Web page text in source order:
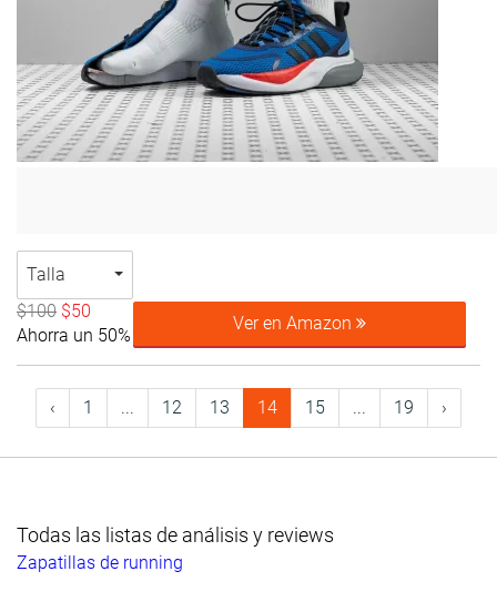
Talla
$100 $50
Ahorra un 50%
Ver en Amazon
‹ 1 ... 12 13 14 15 ... 19 ›
Todas las listas de análisis y reviews
Zapatillas de running